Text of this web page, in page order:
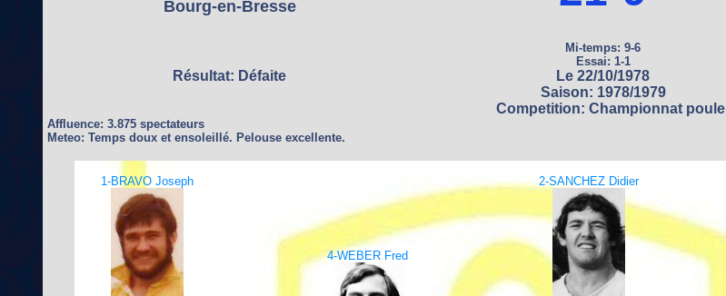
Bourg-en-Bresse
Mi-temps: 9-6
Essai: 1-1
Résultat: Défaite Le 22/10/1978
Saison: 1978/1979
Competition: Championnat poule
Affluence: 3.875 spectateurs
Meteo: Temps doux et ensoleillé. Pelouse excellente.
1-BRAVO Joseph 2-SANCHEZ Didier
4-WEBER Fred